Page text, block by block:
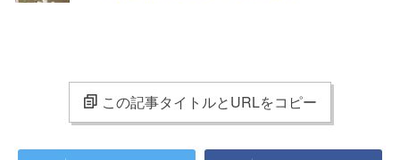
この記事タイトルとURLをコピー